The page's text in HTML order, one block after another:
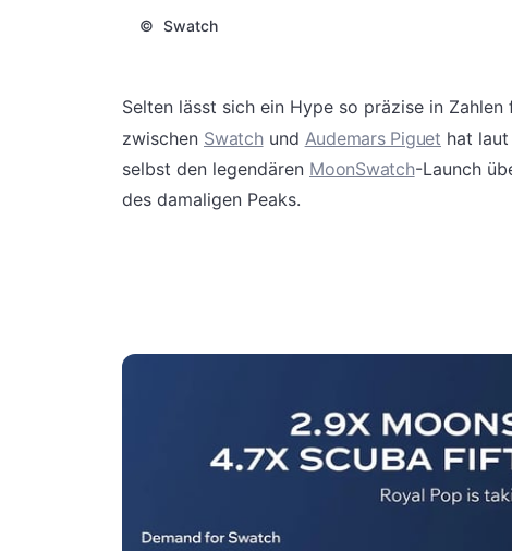
© Swatch
Selten lässt sich ein Hype so präzise in Zahlen
zwischen Swatchund Audemars Piguet hat
selbst den legendären MoonSwatch-Launch
des damaligen Peaks.